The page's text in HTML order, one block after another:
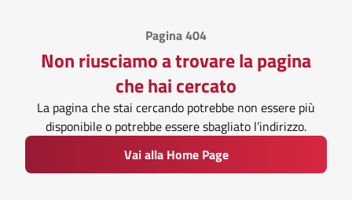
Pagina 404
Non riusciamo a trovare la pagina
che hai cercato
La pagina che stai cercando potrebbe non essere più
disponibile o potrebbe essere sbagliato l’indirizzo.
Vai alla Home Page